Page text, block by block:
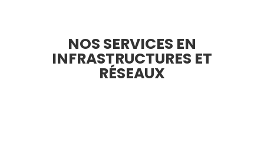
NOS SERVICES EN
INFRASTRUCTURES ET
RÉSEAUX